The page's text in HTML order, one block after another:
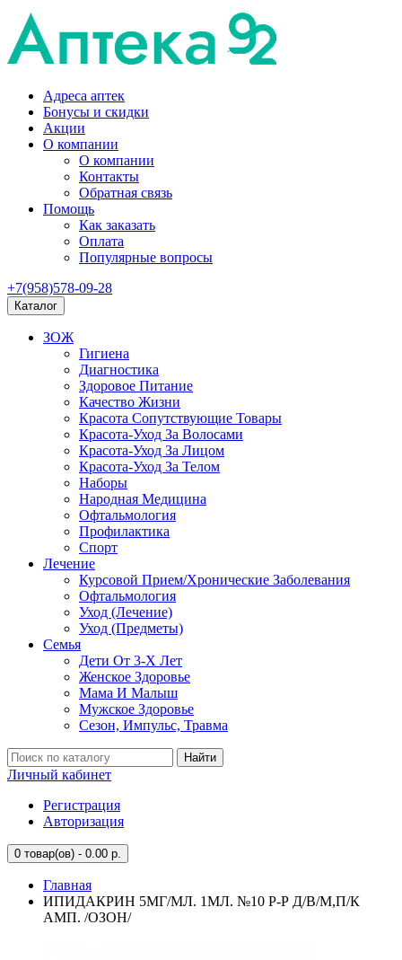
Адреса аптек
Бонусы и скидки
Акции
О компании
О компании
Контакты
Обратная связь
Помощь
Как заказать
Оплата
Популярные вопросы
+7(958)578-09-28
Каталог
ЗОЖ
Гигиена
Диагностика
Здоровое Питание
Качество Жизни
Красота Сопутствующие Товары
Красота-Уход За Волосами
Красота-Уход За Лицом
Красота-Уход За Телом
Наборы
Народная Медицина
Офтальмология
Профилактика
Спорт
Лечение
Курсовой Прием/Хронические Заболевания
Офтальмология
Уход (Лечение)
Уход (Предметы)
Семья
Дети От 3-Х Лет
Женское Здоровье
Мама И Малыш
Мужское Здоровье
Сезон, Импульс, Травма
Найти
Личный кабинет
Регистрация
Авторизация
0 товар(ов) - 0.00 р.
Главная
ИПИДАКРИН 5МГ/МЛ. 1МЛ. №10 Р-Р Д/В/М,П/К
АМП. /ОЗОН/